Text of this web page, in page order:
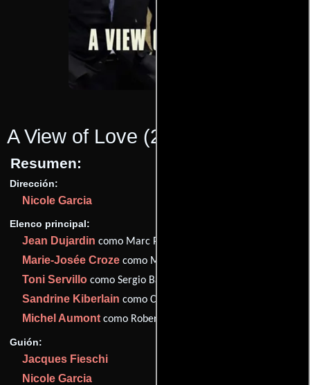
A View of Love (2010)
Resumen:
Dirección:
Nicole Garcia
Elenco principal:
Jean Dujardin como Marc Palestro
Marie-Josée Croze como Marie-Jeanne /Cathy
Toni Servillo como Sergio Bartoli
Sandrine Kiberlain como Clotilde Palestro
Michel Aumontcomo Robert Prat
Guión:
Jacques Fieschi
Nicole Garcia